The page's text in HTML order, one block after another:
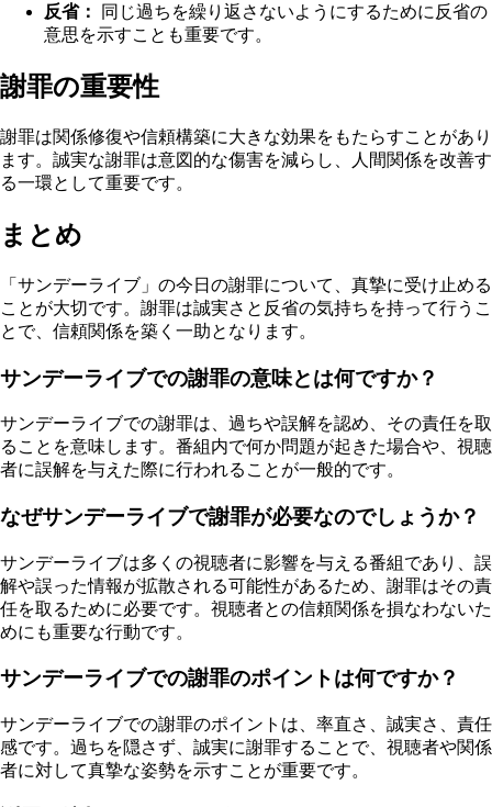
反省：
同じ過ちを繰り返さないようにするために反省の
意思を示すことも重要です。
謝罪の重要性
謝罪は関係修復や信頼構築に大きな効果をもたらすことがあり
ます。誠実な謝罪は意図的な傷害を減らし、人間関係を改善す
る一環として重要です。
まとめ
「サンデーライブ」の今日の謝罪について、真摯に受け止める
ことが大切です。謝罪は誠実さと反省の気持ちを持って行うこ
とで、信頼関係を築く一助となります。
サンデーライブでの謝罪の意味とは何ですか？
サンデーライブでの謝罪は、過ちや誤解を認め、その責任を取
ることを意味します。番組内で何か問題が起きた場合や、視聴
者に誤解を与えた際に行われることが一般的です。
なぜサンデーライブで謝罪が必要なのでしょうか？
サンデーライブは多くの視聴者に影響を与える番組であり、誤
解や誤った情報が拡散される可能性があるため、謝罪はその責
任を取るために必要です。視聴者との信頼関係を損なわないた
めにも重要な行動です。
サンデーライブでの謝罪のポイントは何ですか？
サンデーライブでの謝罪のポイントは、率直さ、誠実さ、責任
感です。過ちを隠さず、誠実に謝罪することで、視聴者や関係
者に対して真摯な姿勢を示すことが重要です。